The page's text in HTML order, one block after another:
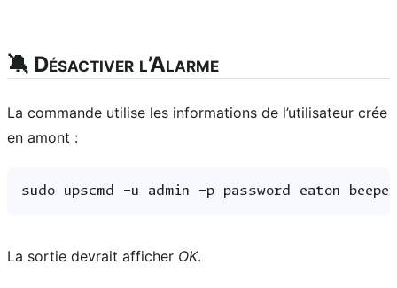
🔕 Désactiver l’Alarme
La commande utilise les informations de l’utilisateur crée
en amont :
sudo upscmd -u admin -p password eaton
La sortie devrait afficher OK.